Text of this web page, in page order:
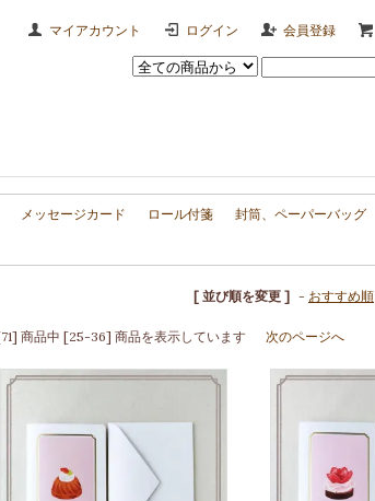
マイアカウント ログイン 会員登録
メッセージカード ロール付箋 封筒、ペーパーバッグ
[ 並び順を変更 ] - おすすめ順
商品中 [25-36] 商品を表示しています 次のページへ